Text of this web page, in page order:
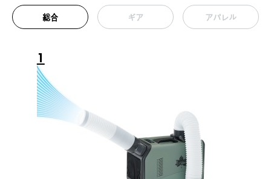
総合 ギア アパレル
1